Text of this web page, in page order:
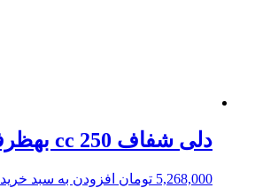
دلی شفاف 250 cc بهظرف 1200 عددی
5,268,000 تومان افزودن به سبد خرید